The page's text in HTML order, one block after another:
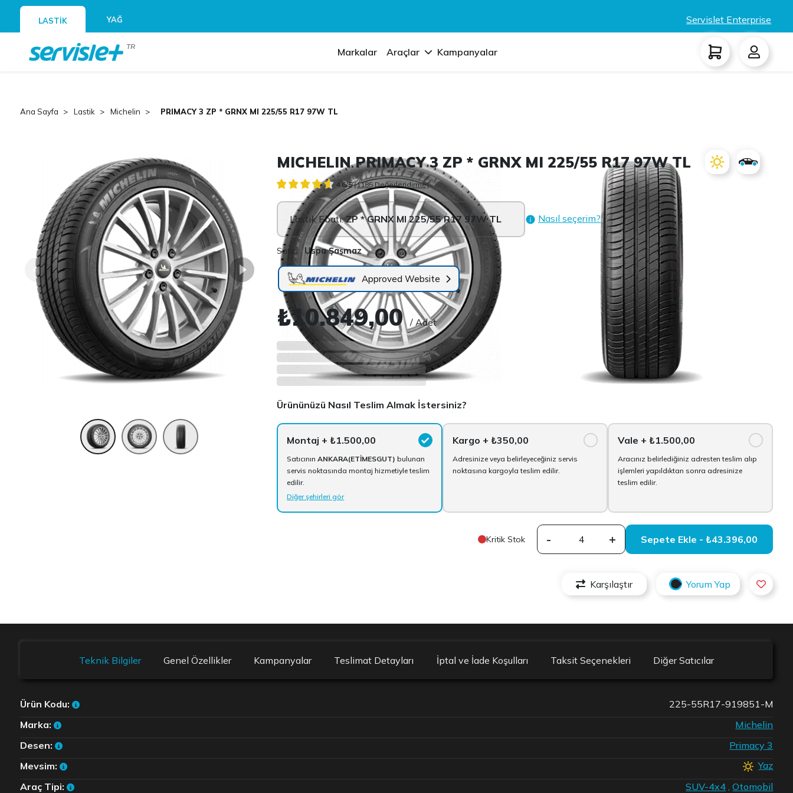
LASTİK YAĞ Servislet Enterprise
TR Markalar Araçlar Kampanyalar
Ana Sayfa Lastik Michelin PRIMACY 3 ZP * GRNX MI 225/55 R17 97W TL
MICHELIN PRIMACY 3 ZP * GRNX MI 225/55 R17 97W TL
4.6/5 (1185 Değerlendirme)
Lastik Ebatı:ZP * GRNX MI 225/55 R17 97W TL Nasıl seçerim?
Satıcı: Uspa Şaşmaz
Approved Website
₺10.849,00/ Adet
Ürününüzü Nasıl Teslim Almak İstersiniz?
Montaj + ₺1.500,00
SatıcınınANKARA(ETİMESGUT) bulunan
servis noktasında montaj hizmetiyle teslim
edilir.
Diğer şehirleri gör
Kargo + ₺350,00
Adresinize veya belirleyeceğiniz servis
noktasına kargoyla teslim edilir.
Vale + ₺1.500,00
Aracınız belirlediğiniz adresten teslim alıp
işlemleri yapıldıktan sonra adresinize
teslim edilir.
Kritik Stok - + Sepete Ekle - ₺43.396,00
Karşılaştır Yorum Yap
Teknik Bilgiler Genel Özellikler Kampanyalar Teslimat Detayları İptal ve İade Koşulları Taksit Seçenekleri Diğer Satıcılar
Ürün Kodu:
225-55R17-919851-M
Marka:
Michelin
Desen:
Primacy 3
Mevsim:
Yaz
Araç Tipi:
SUV-4x4 ,Otomobil